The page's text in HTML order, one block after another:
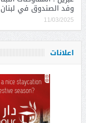
وفد الصندوق في لبنان
11/03/2025
اعلانات